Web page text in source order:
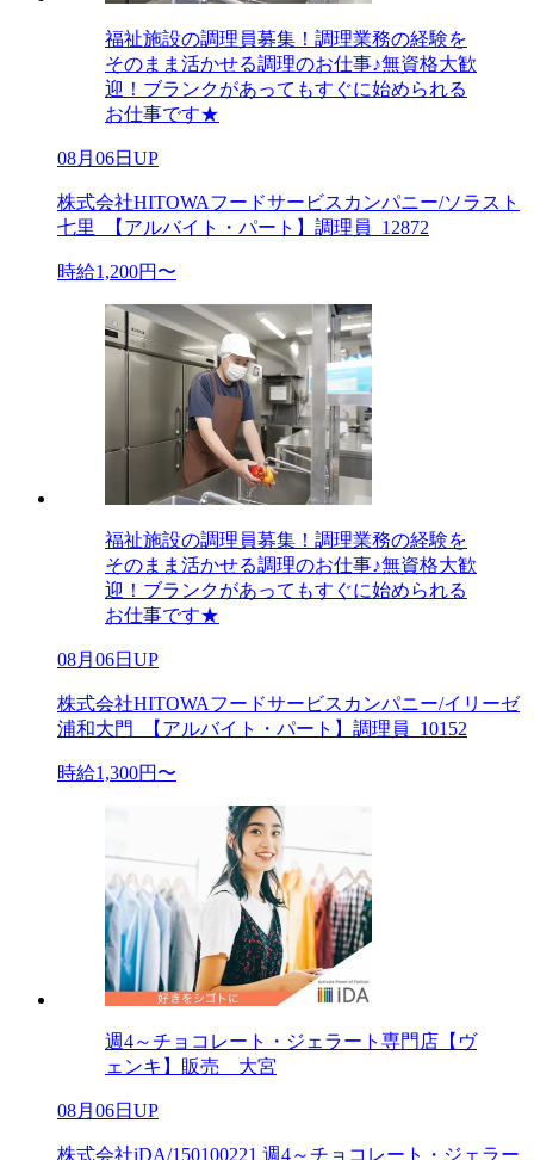
福祉施設の調理員募集！調理業務の経験を
そのまま活かせる調理のお仕事♪無資格大歓
迎！ブランクがあってもすぐに始められる
お仕事です★
08月06日UP
株式会社HITOWAフードサービスカンパニー/ソラスト
七里_【アルバイト・パート】調理員_12872
時給1,200円〜
福祉施設の調理員募集！調理業務の経験を
そのまま活かせる調理のお仕事♪無資格大歓
迎！ブランクがあってもすぐに始められる
お仕事です★
08月06日UP
株式会社HITOWAフードサービスカンパニー/イリーゼ
浦和大門_【アルバイト・パート】調理員_10152
時給1,300円〜
週4～チョコレート・ジェラート専門店【ヴ
ェンキ】販売 大宮
08月06日UP
株式会社iDA/150100221 週4～チョコレート・ジェラー